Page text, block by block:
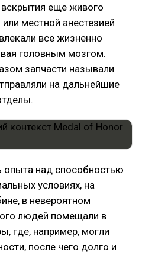
еще живого
местной анестезией
все жизненно
головным мозгом.
запчасти называли
на дальнейшие
опыта над способностью
условиях, на
в невероятном
людей помещали в
где, например, могли
после чего долго и